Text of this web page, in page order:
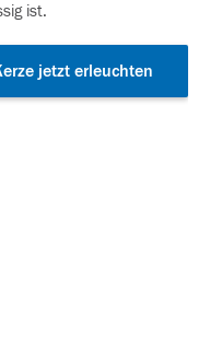
ist.
jetzt erleuchten